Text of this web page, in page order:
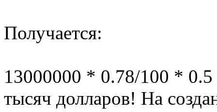
Получается:
13000000 * 0.78/100 *
тысяч долларов! На